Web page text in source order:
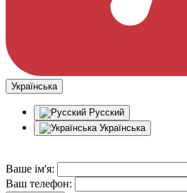
Українська
Русский
Українська
Ваше ім'я:
Ваш телефон: